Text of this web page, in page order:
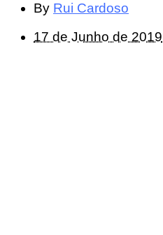
By Rui Cardoso
17 de Junho de 2019